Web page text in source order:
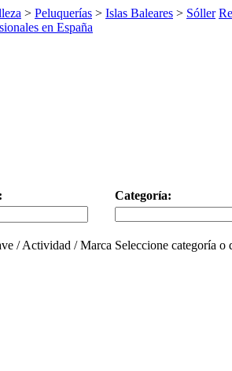
> Peluquerías > Islas Baleares > Sóller
Categoría:
/ Actividad / Marca Seleccione categoría o